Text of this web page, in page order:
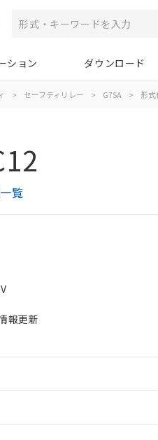
ション ダウンロード
> セーフティリレー > G7SA > 形式
覧
報更新